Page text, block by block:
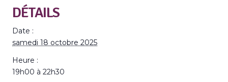
DÉTAILS
Date :
samedi 18 octobre 2025
Heure :
19h00 à 22h30